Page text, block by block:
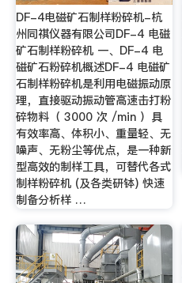
DF-4电磁矿石制样粉碎机-杭
州同祺仪器有限公司DF-4 电磁
矿石制样粉碎机 一、DF-4 电
磁矿石粉碎机概述DF-4 电磁矿
石制样粉碎机是利用电磁振动原
理，直接驱动振动管高速击打粉
碎物料（ 3000 次 /min ）具
有效率高、体积小、重量轻、无
噪声、无粉尘等优点，是一种新
型高效的制样工具，可替代各式
制样粉碎机 (及各类研钵) 快速
制备分析样 …